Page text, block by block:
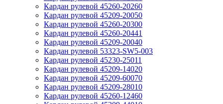
Кардан рулевой 45260-20260
Кардан рулевой 45209-20050
Кардан рулевой 45260-20300
Кардан рулевой 45260-20441
Кардан рулевой 45209-20040
Кардан рулевой 53323-SW5-003
Кардан рулевой 45230-25011
Кардан рулевой 45209-14020
Кардан рулевой 45209-60070
Кардан рулевой 45209-28010
Кардан рулевой 45260-12460